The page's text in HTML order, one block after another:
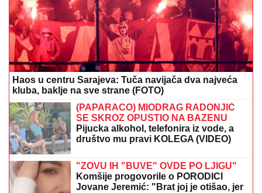
„ARISTOKRATSKO STOPALO"
Olivere Katarine: Izazivanje sudbine u
Klubu književnika